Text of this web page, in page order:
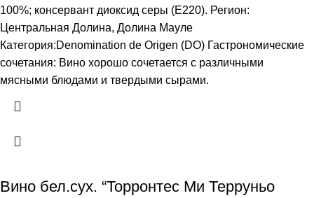
100%; консервант диоксид серы (Е220). Регион:
Центральная Долина, Долина Мауле
Категория:Denomination de Origen (DO) Гастрономические
сочетания: Вино хорошо сочетается с различными
мясными блюдами и твердыми сырами.
Вино бел.сух. “Торронтес Ми Терруньо